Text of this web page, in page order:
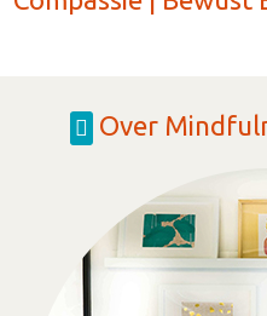
Over